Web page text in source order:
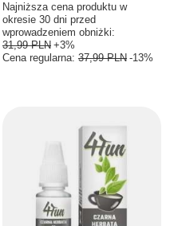
Najniższa cena produktu w
okresie 30 dni przed
wprowadzeniem obniżki:
31,99 PLN +3%
Cena regularna: 37,99 PLN -13%